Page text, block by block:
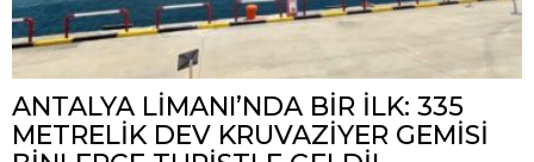
ANTALYA LİMANI’NDA BİR İLK: 335
METRELİK DEV KRUVAZİYER GEMİSİ